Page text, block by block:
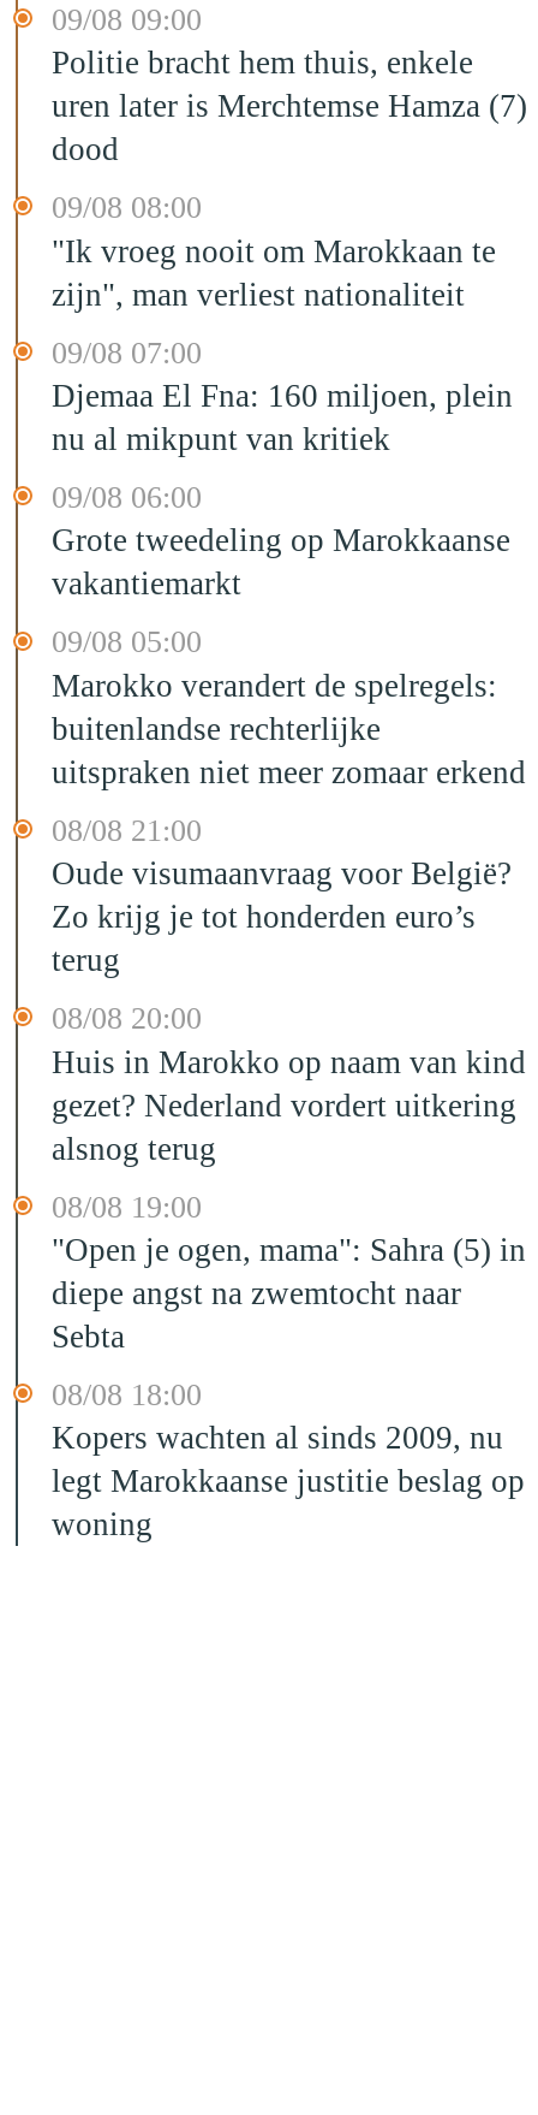
09/08 09:00
Politie bracht hem thuis, enkele
uren later is Merchtemse Hamza (7)
dood
09/08 08:00
"Ik vroeg nooit om Marokkaan te
zijn", man verliest nationaliteit
09/08 07:00
Djemaa El Fna: 160 miljoen, plein
nu al mikpunt van kritiek
09/08 06:00
Grote tweedeling op Marokkaanse
vakantiemarkt
09/08 05:00
Marokko verandert de spelregels:
buitenlandse rechterlijke
uitspraken niet meer zomaar erkend
08/08 21:00
Oude visumaanvraag voor België?
Zo krijg je tot honderden euro’s
terug
08/08 20:00
Huis in Marokko op naam van kind
gezet? Nederland vordert uitkering
alsnog terug
08/08 19:00
"Open je ogen, mama": Sahra (5) in
diepe angst na zwemtocht naar
Sebta
08/08 18:00
Kopers wachten al sinds 2009, nu
legt Marokkaanse justitie beslag op
woning